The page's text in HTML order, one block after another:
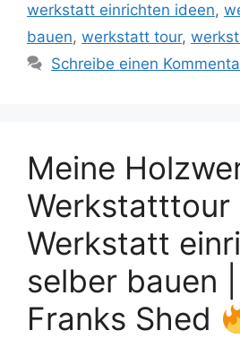
werkstatt einrichten ideen,
bauen, werkstatt tour,
Schreibe einen
Meine
Werkstatttour |
Werkstatt
selber bauen |
Franks Shed